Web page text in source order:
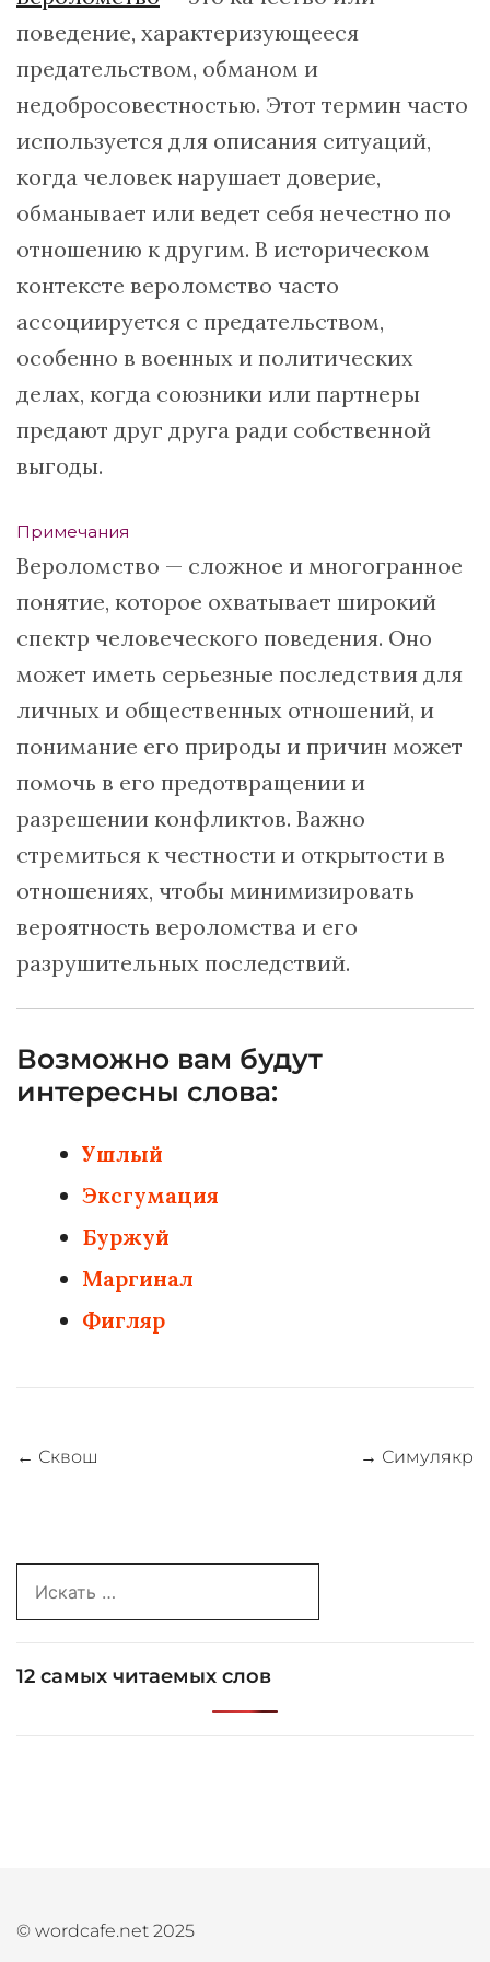
поведение, характеризующееся
предательством, обманом и
недобросовестностью. Этот термин часто
используется для описания ситуаций,
когда человек нарушает доверие,
обманывает или ведет себя нечестно по
отношению к другим. В историческом
контексте вероломство часто
ассоциируется с предательством,
особенно в военных и политических
делах, когда союзники или партнеры
предают друг друга ради собственной
выгоды.
Примечания
Вероломство — сложное и многогранное
понятие, которое охватывает широкий
спектр человеческого поведения. Оно
может иметь серьезные последствия для
личных и общественных отношений, и
понимание его природы и причин может
помочь в его предотвращении и
разрешении конфликтов. Важно
стремиться к честности и открытости в
отношениях, чтобы минимизировать
вероятность вероломства и его
разрушительных последствий.
Возможно вам будут
интересны слова:
Ушлый
Эксгумация
Буржуй
Маргинал
Фигляр
Навигация
← Сквош → Симулякр
for:
12 самых читаемых слов
© wordcafe.net 2025